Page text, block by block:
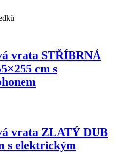
vrata STŘÍBRNÁ
cm s
vrata ZLATÝ DUB
s elektrickým